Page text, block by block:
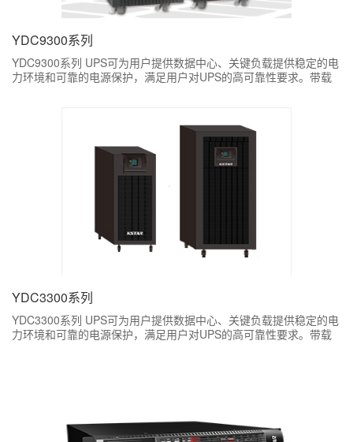
YDC9300系列
YDC9300系列 UPS可为用户提供数据中心、关键负载提供稳定的电
力环境和可靠的电源保护，满足用户对UPS的高可靠性要求。带载
YDC3300系列
YDC3300系列 UPS可为用户提供数据中心、关键负载提供稳定的电
力环境和可靠的电源保护，满足用户对UPS的高可靠性要求。带载